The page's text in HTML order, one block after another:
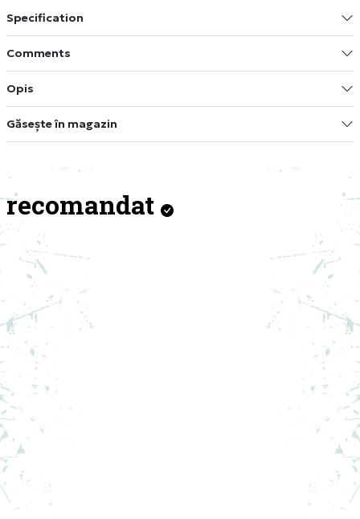
Specification
Comments
Opis
Găsește în magazin
recomandat